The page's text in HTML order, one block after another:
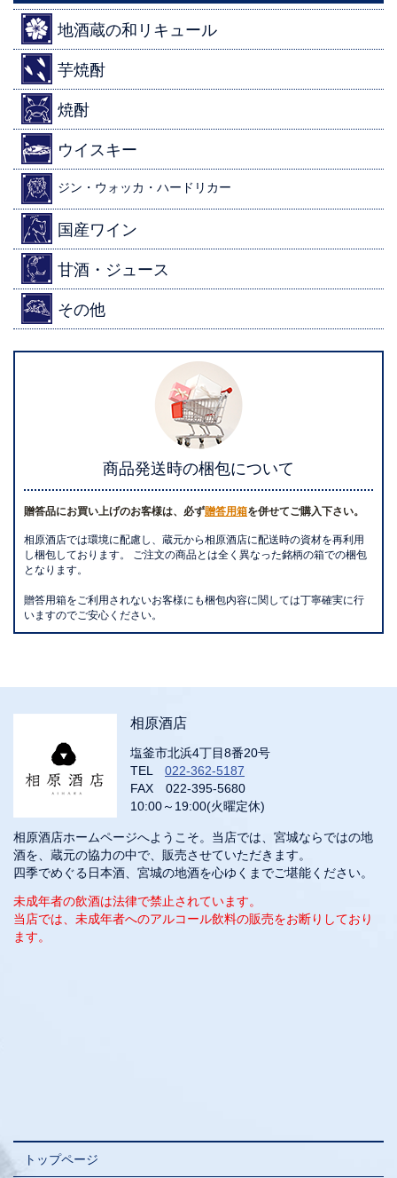
地酒蔵の和リキュール
芋焼酎
焼酎
ウイスキー
ジン・ウォッカ・ハードリカー
国産ワイン
甘酒・ジュース
その他
商品発送時の梱包について
贈答品にお買い上げのお客様は、必ず贈答用箱を併せてご購入下さい。
相原酒店では環境に配慮し、蔵元から相原酒店に配送時の資材を再利用
し梱包しております。 ご注文の商品とは全く異なった銘柄の箱での梱包
となります。
贈答用箱をご利用されないお客様にも梱包内容に関しては丁寧確実に行
いますのでご安心ください。
相原酒店
塩釜市北浜4丁目8番20号
TEL 022-362-5187
FAX 022-395-5680
10:00～19:00(火曜定休)
相原酒店ホームページへようこそ。当店では、宮城ならではの地
酒を、蔵元の協力の中で、販売させていただきます。
四季でめぐる日本酒、宮城の地酒を心ゆくまでご堪能ください。
未成年者の飲酒は法律で禁止されています。
当店では、未成年者へのアルコール飲料の販売をお断りしており
ます。
トップページ